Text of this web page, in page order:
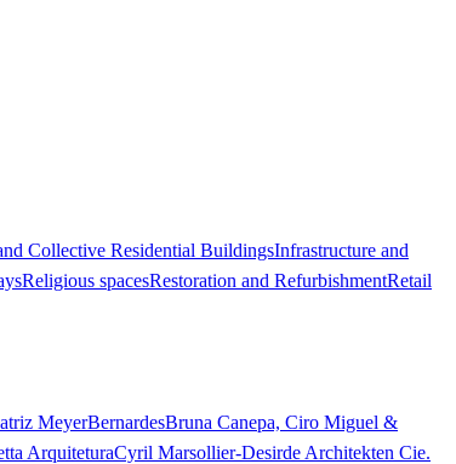
Collective Residential BuildingsInfrastructure and
Religious spacesRestoration and RefurbishmentRetail
MeyerBernardesBruna Canepa, Ciro Miguel &
ArquiteturaCyril Marsollier-Desirde Architekten Cie.